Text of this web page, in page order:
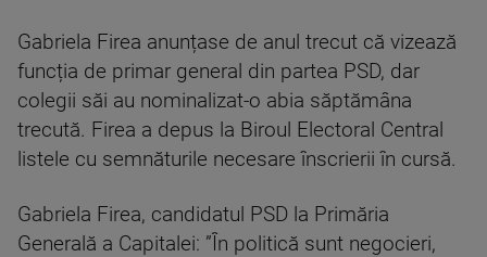
Gabriela Firea anunțase de anul trecut că vizează
funcția de primar general din partea PSD, dar
colegii săi au nominalizat-o abia săptămâna
trecută. Firea a depus la Biroul Electoral Central
listele cu semnăturile necesare înscrierii în cursă.
Gabriela Firea, candidatul PSD la Primăria
Generală a Capitalei: ”În politică sunt negocieri,